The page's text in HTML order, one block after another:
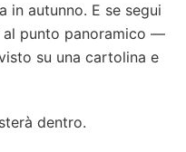
in autunno. E se segui
al punto panoramico —
su una cartolina e
dentro.